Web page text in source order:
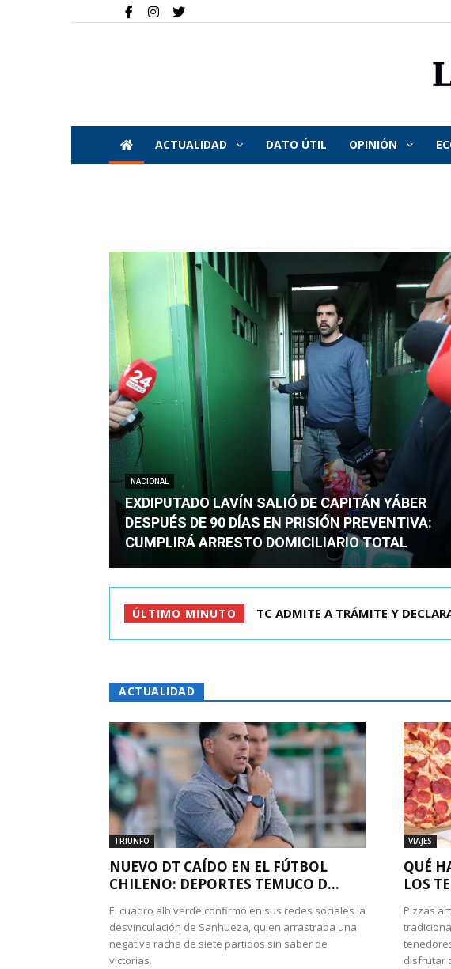
ACTUALIDAD DATO ÚTIL OPINIÓN
NACIONAL
EXDIPUTADO LAVÍN SALIÓ DE CAPITÁN YÁBER
DESPUÉS DE 90 DÍAS EN PRISIÓN PREVENTIVA:
CUMPLIRÁ ARRESTO DOMICILIARIO TOTAL
ÚLTIMO MINUTO EXDIPUTADO LAVÍN SALIÓ DE
TC ADMITE A TRÁMITE Y
ACTUALIDAD
TRIUNFO
NUEVO DT CAÍDO EN EL FÚTBOL
CHILENO: DEPORTES TEMUCO D...
El cuadro albiverde confirmó en sus redes sociales la
desvinculación de Sanhueza, quien arrastraba una
negativa racha de siete partidos sin saber de
victorias.
VIAJES
QUÉ
LOS
Pizzas
disfrutar